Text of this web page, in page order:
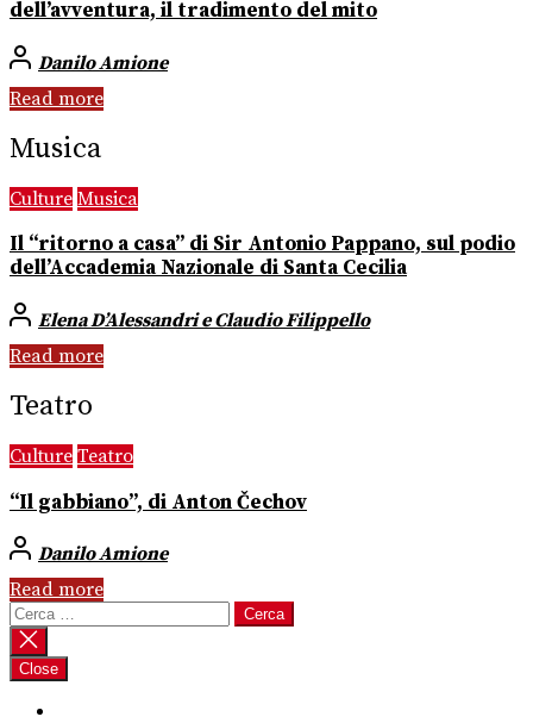
dell’avventura, il tradimento del mito
Danilo Amione
Read more
Musica
Culture Musica
Il “ritorno a casa” di Sir Antonio Pappano, sul podio
dell’Accademia Nazionale di Santa Cecilia
Elena D’Alessandri e Claudio Filippello
Read more
Teatro
Culture Teatro
“Il gabbiano”, di Anton Čechov
Danilo Amione
Read more
Ricerca
per:
Close